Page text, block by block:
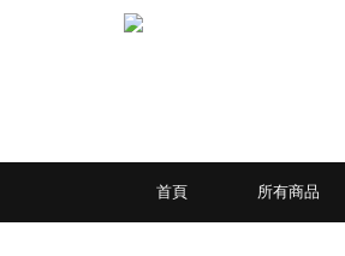
首頁 所有商品